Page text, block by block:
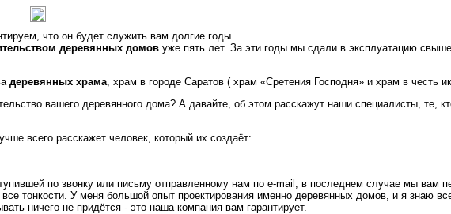
что он будет служить вам долгие годы
деревянных домовуже пять лет. За эти годы мы сдали в эксплуатацию
деревянных храма, храм в городе Саратов ( храм «Сретения Господня» и храм в честь
вашего деревянного дома? А давайте, об этом расскажут наши специалисты, те,
всего расскажет человек, который их создаёт:
по звонку или письму отправленному нам по e-mail, в последнем случае мы вам
все тонкости. У меня большой опыт проектирования именно деревянных домов, и я знаю
ничего не придётся - это наша компания вам гарантирует.